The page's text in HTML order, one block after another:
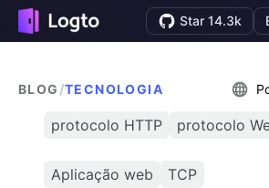
Star 14.3k
BLOG /TECNOLOGIA
protocolo HTTP protocolo
Aplicação web TCP